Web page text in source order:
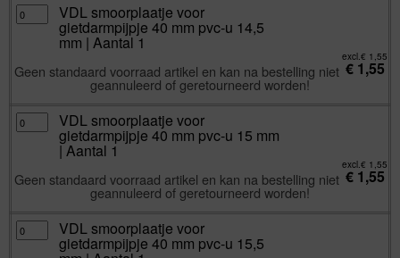
Aantal
1
aantal
VDL
smoorplaatje
voor
gietdarmpijpje
pvc-
u
Aantal
1
aantal
VDL smoorplaatje voor
gietdarmpijpje 40 mm pvc-u 14,5
mm | Aantal 1
excl.€ 1,55
€ 1,55
Geen standaard voorraad artikel en kan na bestelling niet
geannuleerd of geretourneerd worden!
VDL
smoorplaatje
voor
gietdarmpijpje
pvc-
u
Aantal
1
aantal
VDL smoorplaatje voor
gietdarmpijpje 40 mm pvc-u 15 mm
| Aantal 1
excl.€ 1,55
€ 1,55
Geen standaard voorraad artikel en kan na bestelling niet
geannuleerd of geretourneerd worden!
VDL
smoorplaatje
voor
gietdarmpijpje
VDL smoorplaatje voor
gietdarmpijpje 40 mm pvc-u 15,5